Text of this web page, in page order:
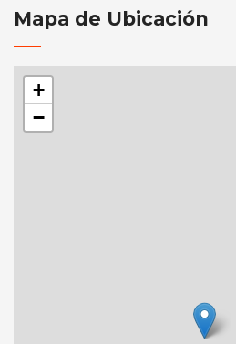
Mapa de Ubicación
+
−